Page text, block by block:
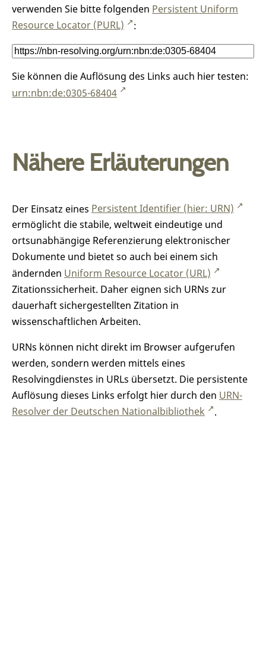
verwenden Sie bitte folgenden Persistent Uniform
Resource Locator (PURL)
:
Sie können die Auflösung des Links auch hier testen:
urn:nbn:de:0305-68404
Nähere Erläuterungen
Der Einsatz eines Persistent Identifier (hier: URN)
ermöglicht die stabile, weltweit eindeutige und
ortsunabhängige Referenzierung elektronischer
Dokumente und bietet so auch bei einem sich
ändernden Uniform Resource Locator (URL)
Zitationssicherheit. Daher eignen sich URNs zur
dauerhaft sichergestellten Zitation in
wissenschaftlichen Arbeiten.
URNs können nicht direkt im Browser aufgerufen
werden, sondern werden mittels eines
Resolvingdienstes in URLs übersetzt. Die persistente
Auflösung dieses Links erfolgt hier durch den URN-
Resolver der Deutschen Nationalbibliothek
.